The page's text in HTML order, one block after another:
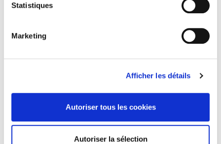
Statistiques
Marketing
Afficher les détails
Autoriser tous les cookies
Autoriser la sélection